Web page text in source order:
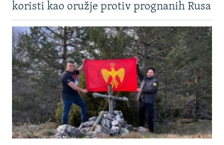
koristi kao oružje protiv prognanih Rusa